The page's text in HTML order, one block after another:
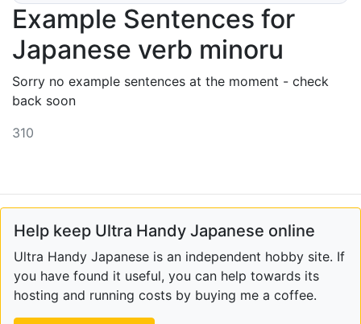
Example Sentences for
Japanese verb minoru
Sorry no example sentences at the moment - check
back soon
310
Help keep Ultra Handy Japanese online
Ultra Handy Japanese is an independent hobby site. If
you have found it useful, you can help towards its
hosting and running costs by buying me a coffee.